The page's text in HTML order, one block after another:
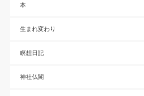
本
生まれ変わり
瞑想日記
神社仏閣